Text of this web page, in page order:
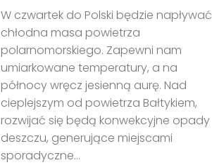
W czwartek do Polski będzie napływać
chłodna masa powietrza
polarnomorskiego. Zapewni nam
umiarkowane temperatury, a na
północy wręcz jesienną aurę. Nad
cieplejszym od powietrza Bałtykiem,
rozwijać się będą konwekcyjne opady
deszczu, generujące miejscami
sporadyczne...